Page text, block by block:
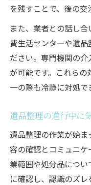
を残すことで、後の交
また、業者との話し
費生活センターや遺
ださい。専門機関の
が可能です。これらの
一の際も冷静に対処で
遺品整理の進行中に
遺品整理の作業が始
容の確認とコミュニ
業範囲や処分品につ
に確認し、認識のズ